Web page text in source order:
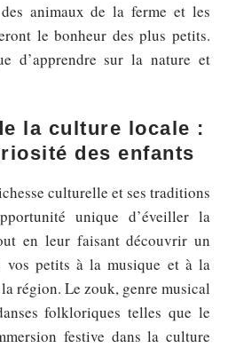
animaux de la ferme et les
le bonheur des plus petits.
d’apprendre sur la nature et
la culture locale :
des enfants
culturelle et ses traditions
unique d’éveiller la
en leur faisant découvrir un
vos petits à la musique et à la
région. Le zouk, genre musical
folkloriques telles que le
festive dans la culture